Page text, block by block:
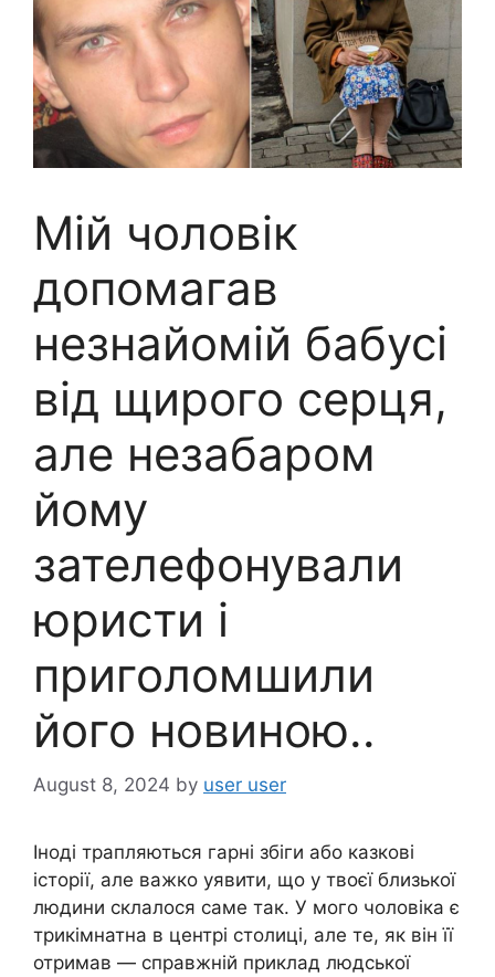
Мій чоловік
допомагав
незнайомій бабусі
від щирого серця,
але незабаром
йому
зателефонували
юристи і
приголомшили
його новиною..
August 8, 2024 by user user
Іноді трапляються гарні збіги або казкові
історії, але важко уявити, що у твоєї близької
людини склалося саме так. У мого чоловіка є
трикімнатна в центрі столиці, але те, як він її
отримав — справжній приклад людської